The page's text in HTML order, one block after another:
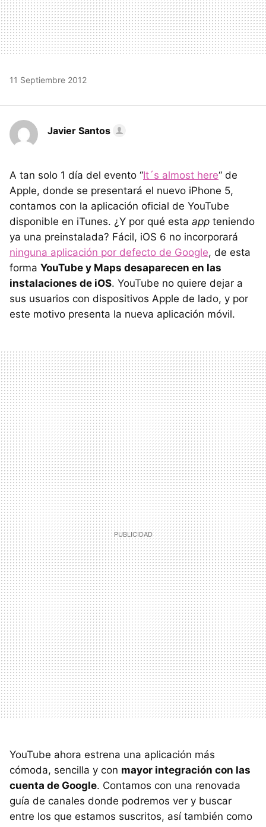
11 Septiembre 2012
Javier Santos
A tan solo 1 día del evento “It´s almost here“ de
Apple, donde se presentará el nuevo iPhone 5,
contamos con la aplicación oficial de YouTube
disponible en iTunes. ¿Y por qué esta app teniendo
ya una preinstalada? Fácil, iOS 6 no incorporará
ninguna aplicación por defecto de Google, de esta
forma YouTube y Maps desaparecen en las
instalaciones de iOS. YouTube no quiere dejar a
sus usuarios con dispositivos Apple de lado, y por
este motivo presenta la nueva aplicación móvil.
YouTube ahora estrena una aplicación más
cómoda, sencilla y con mayor integración con las
cuenta de Google. Contamos con una renovada
guía de canales donde podremos ver y buscar
entre los que estamos suscritos, así también como